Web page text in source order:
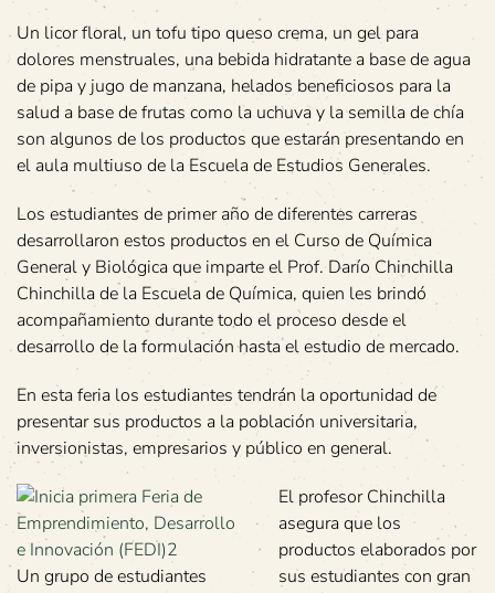
Un licor floral, un tofu tipo queso crema, un gel para
dolores menstruales, una bebida hidratante a base de agua
de pipa y jugo de manzana, helados beneficiosos para la
salud a base de frutas como la uchuva y la semilla de chía
son algunos de los productos que estarán presentando en
el aula multiuso de la Escuela de Estudios Generales.
Los estudiantes de primer año de diferentes carreras
desarrollaron estos productos en el Curso de Química
General y Biológica que imparte el Prof. Darío Chinchilla
Chinchilla de la Escuela de Química, quien les brindó
acompañamiento durante todo el proceso desde el
desarrollo de la formulación hasta el estudio de mercado.
En esta feria los estudiantes tendrán la oportunidad de
presentar sus productos a la población universitaria,
inversionistas, empresarios y público en general.
Un grupo de estudiantes
El profesor Chinchilla
asegura que los
productos elaborados por
sus estudiantes con gran